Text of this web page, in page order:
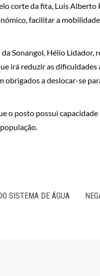
corte da fita, Luís
facilitar a
Sonangol, Hélio
irá reduzir as
obrigados a deslocar-se
o posto possui
SISTEMA DE ÁGUA